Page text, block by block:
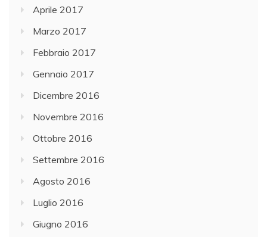
Aprile 2017
Marzo 2017
Febbraio 2017
Gennaio 2017
Dicembre 2016
Novembre 2016
Ottobre 2016
Settembre 2016
Agosto 2016
Luglio 2016
Giugno 2016